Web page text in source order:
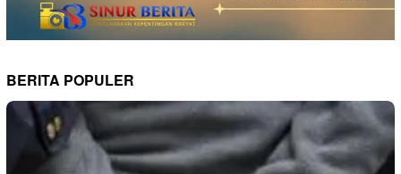
BERITA POPULER